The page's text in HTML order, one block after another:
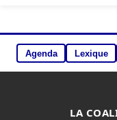
Agenda Lexique
LA